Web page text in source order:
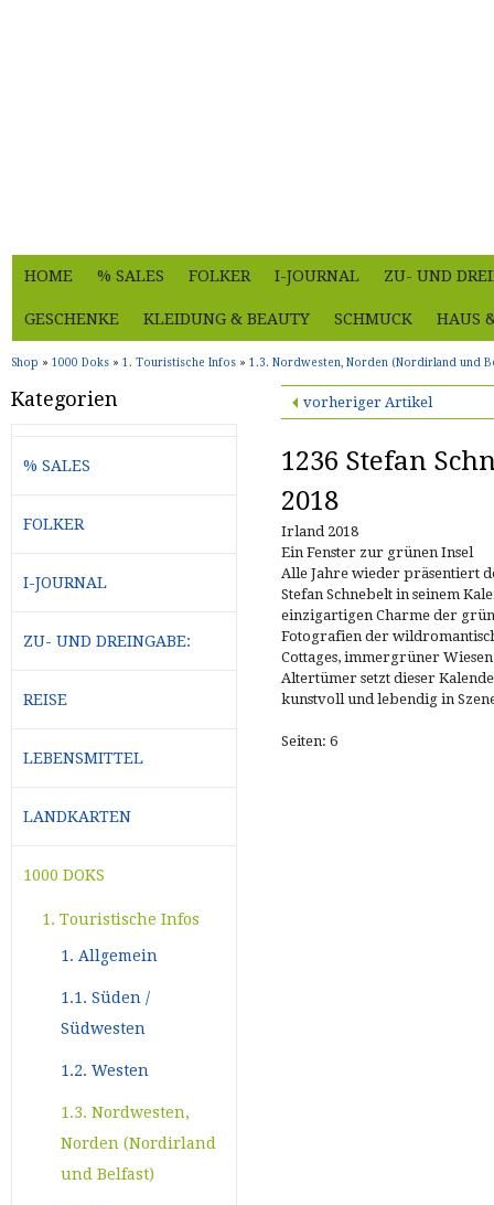
HOME % SALES FOLKER I-JOURNAL ZU- UND
GESCHENKE KLEIDUNG & BEAUTY SCHMUCK HAUS
Shop » 1000 Doks » 1. Touristische Infos » 1.3. Nordwesten, Norden (Nordirland und
vorheriger Artikel
1236 Stefan
2018
Irland 2018
Ein Fenster zur grünen Insel
Alle Jahre wieder präsentiert
Stefan Schnebelt in seinem
einzigartigen Charme der
Fotografien der
Cottages, immergrüner
Altertümer setzt dieser
kunstvoll und lebendig in
Seiten: 6
Kategorien
% SALES
FOLKER
I-JOURNAL
ZU- UND DREINGABE:
REISE
LEBENSMITTEL
LANDKARTEN
1000 DOKS
1. Touristische Infos
1. Allgemein
1.1. Süden /
Südwesten
1.2. Westen
1.3. Nordwesten,
Norden (Nordirland
und Belfast)